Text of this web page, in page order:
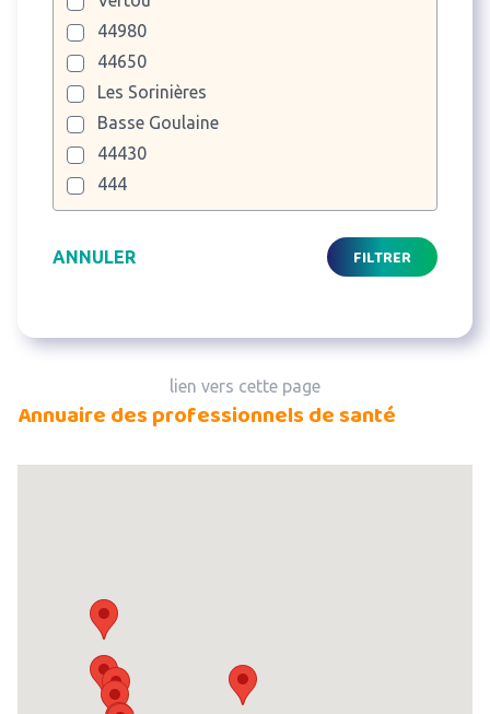
Annuaire des professionnels de santé
44980
44650
Les Sorinières
Basse Goulaine
44430
444
ANNULER FILTRER
lien vers cette page